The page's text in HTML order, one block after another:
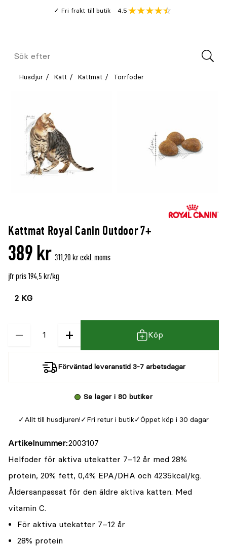
Fri frakt till butik
Genomsnitt
4.5
Meny
Sök
Husdjur Katt Kattmat Torrfoder
Kattmat Royal Canin Outdoor 7+
389 kr 311,20 kr exkl. moms
jfr pris 194,5 kr/kg
−
Kvantitet + Köp
Förväntad leveranstid 3-7 arbetsdagar
Se lager i 80 butiker
Allt till husdjuren! Fri retur i butik Öppet köp i 30 dagar
Artikelnummer 2003107
Helfoder för aktiva utekatter 7–12 år med 28%
protein, 20% fett, 0,4% EPA/DHA och 4235kcal/kg.
Åldersanpassat för den äldre aktiva katten. Med
vitamin C.
För aktiva utekatter 7–12 år
28% protein